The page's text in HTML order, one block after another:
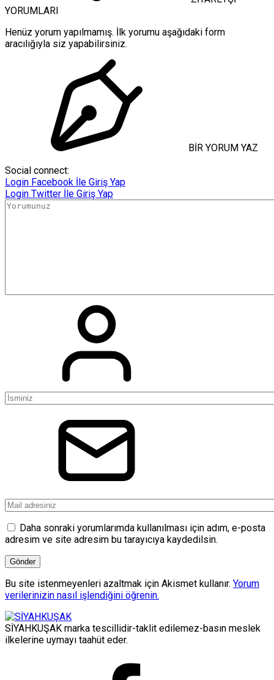
YORUMLARI
Henüz yorum yapılmamış. İlk yorumu aşağıdaki form
aracılığıyla siz yapabilirsiniz.
BİR YORUM YAZ
Social connect:
Login Facebook İle Giriş Yap
Login Twitter İle Giriş Yap
Daha sonraki yorumlarımda kullanılması için adım, e-posta
adresim ve site adresim bu tarayıcıya kaydedilsin.
Bu site istenmeyenleri azaltmak için Akismet kullanır. Yorum
verilerinizin nasıl işlendiğini öğrenin.
SİYAHKUŞAK marka tescillidir-taklit edilemez-basın meslek
ilkelerine uymayı taahüt eder.